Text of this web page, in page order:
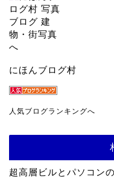
にほんブログ村
人気ブログランキングへ
超高層ビルとパソコン